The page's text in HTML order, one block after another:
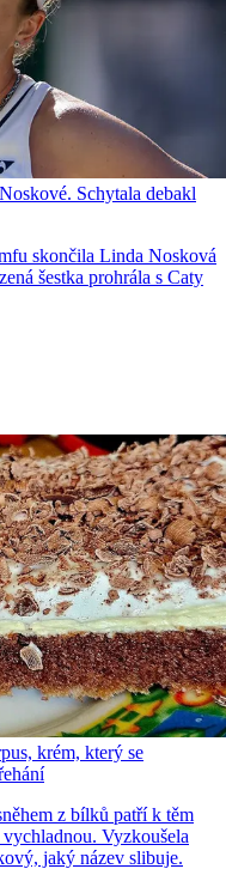
Schytala debakl
skončila Linda Nosková
šestka prohrála s Caty
krém, který se
z bílků patří k těm
Vyzkoušela
jaký název slibuje.